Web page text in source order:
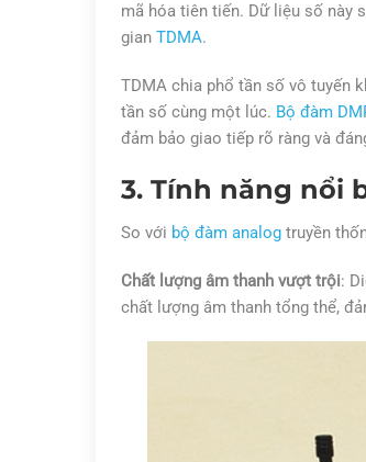
mã hóa tiên tiến. Dữ liệu số này
gian TDMA.
TDMA chia phổ tần số vô tuyến
tần số cùng một lúc. Bộ đàm
đảm bảo giao tiếp rõ ràng và
3. Tính năng nổi
So với bộ đàm analogtruyền
Chất lượng âm thanh vượt trội:
chất lượng âm thanh tổng thể,